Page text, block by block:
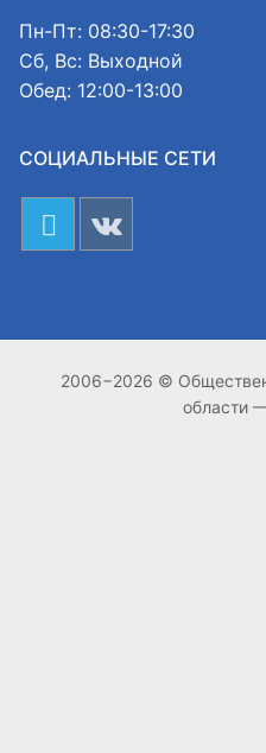
Пн-Пт: 08:30-17:30
Сб, Вс: Выходной
Обед: 12:00-13:00
СОЦИАЛЬНЫЕ СЕТИ
2006−2026 ©
области